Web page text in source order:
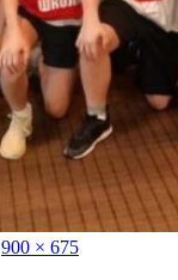
900 × 675